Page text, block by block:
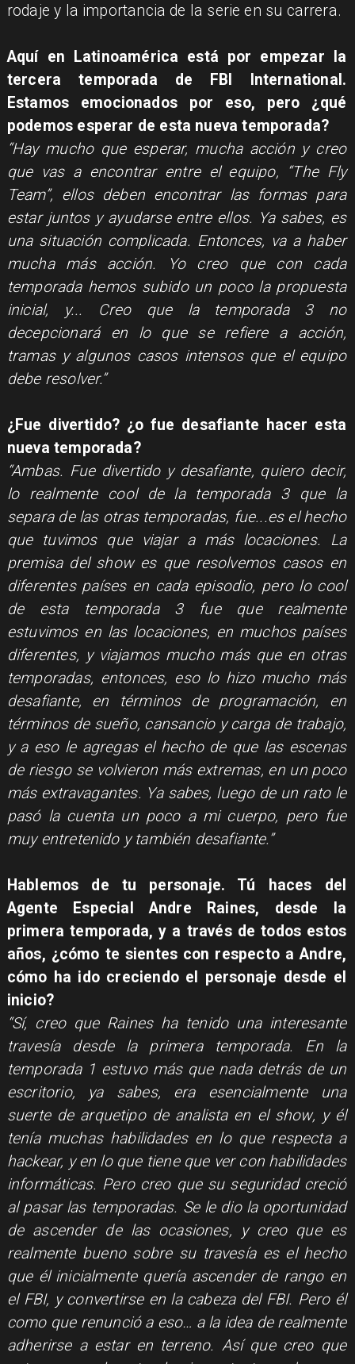
rodaje y la importancia de la serie en su carrera.
Aquí en Latinoamérica está por empezar la
tercera temporada de FBI International.
Estamos emocionados por eso, pero ¿qué
podemos esperar de esta nueva temporada?
“Hay mucho que esperar, mucha acción y creo
que vas a encontrar entre el equipo, “The Fly
Team”, ellos deben encontrar las formas para
estar juntos y ayudarse entre ellos. Ya sabes, es
una situación complicada. Entonces, va a haber
mucha más acción. Yo creo que con cada
temporada hemos subido un poco la propuesta
inicial, y... Creo que la temporada 3 no
decepcionará en lo que se refiere a acción,
tramas y algunos casos intensos que el equipo
debe resolver.”
​​¿Fue divertido? ¿o fue desafiante hacer esta
nueva temporada?
“Ambas. Fue divertido y desafiante, quiero decir,
lo realmente cool de la temporada 3 que la
separa de las otras temporadas, fue...es el hecho
que tuvimos que viajar a más locaciones. La
premisa del show es que resolvemos casos en
diferentes países en cada episodio, pero lo cool
de esta temporada 3 fue que realmente
estuvimos en las locaciones, en muchos países
diferentes, y viajamos mucho más que en otras
temporadas, entonces, eso lo hizo mucho más
desafiante, en términos de programación, en
términos de sueño, cansancio y carga de trabajo,
y a eso le agregas el hecho de que las escenas
de riesgo se volvieron más extremas, en un poco
más extravagantes. Ya sabes, luego de un rato le
pasó la cuenta un poco a mi cuerpo, pero fue
muy entretenido y también desafiante.”
Hablemos de tu personaje. Tú haces del
Agente Especial Andre Raines, desde la
primera temporada, y a través de todos estos
años, ¿cómo te sientes con respecto a Andre,
cómo ha ido creciendo el personaje desde el
inicio?
“Sí, creo que Raines ha tenido una interesante
travesía desde la primera temporada. En la
temporada 1 estuvo más que nada detrás de un
escritorio, ya sabes, era esencialmente una
suerte de arquetipo de analista en el show, y él
tenía muchas habilidades en lo que respecta a
hackear, y en lo que tiene que ver con habilidades
informáticas. Pero creo que su seguridad creció
al pasar las temporadas. Se le dio la oportunidad
de ascender de las ocasiones, y creo que es
realmente bueno sobre su travesía es el hecho
que él inicialmente quería ascender de rango en
el FBI, y convertirse en la cabeza del FBI. Pero él
como que renunció a eso… a la idea de realmente
adherirse a estar en terreno. Así que creo que